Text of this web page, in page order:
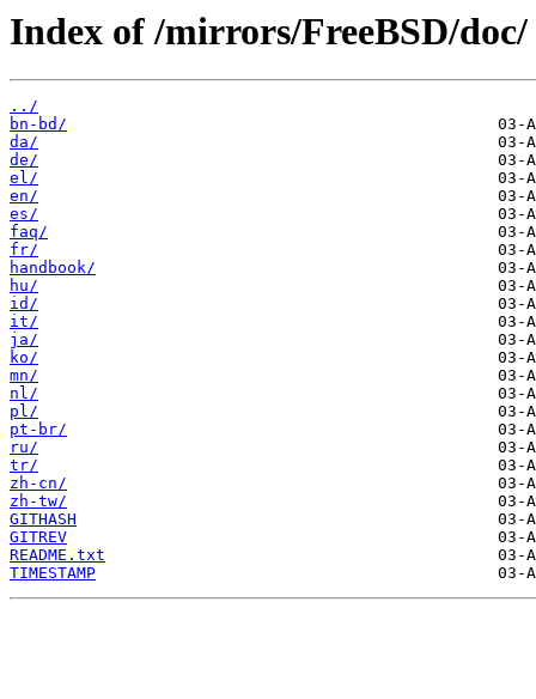
Index of /mirrors/FreeBSD/doc/
../
bn-bd/
da/
de/
el/
en/
es/
faq/
fr/
handbook/
hu/
id/
it/
ja/
ko/
mn/
nl/
pl/
pt-br/
ru/
tr/
zh-cn/
zh-tw/
GITHASH
GITREV
README.txt
TIMESTAMP